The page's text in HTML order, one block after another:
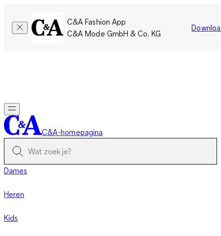
C&A Fashion App
C&A Mode GmbH & Co. KG
C&A-homepagina
Dames
Heren
Kids